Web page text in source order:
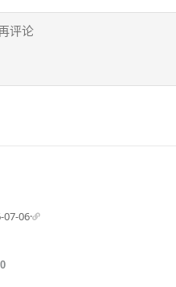
07-06·
0